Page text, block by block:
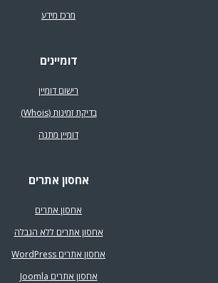
מרכז מידע
דומיינים
רישום דומיין
בדיקת זמינות (Whois)
דומיין מתנה
אחסון אתרים
אחסון אתרים
אחסון אתרים ללא הגבלה
אחסון אתרים WordPress
אחסון אתרים Joomla